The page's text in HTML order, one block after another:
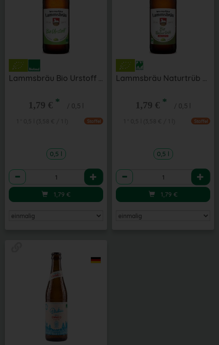
Lammsbräu Bio Urstoff 0,5 l
1,79 € * / 0,5 l
Staffel
0,5 l
Anzahl
1,79 €
Lammsbräu Naturtrüb alkoholfrei 0,5 l
1,79 € * / 0,5 l
Staffel
0,5 l
Anzahl
1,79 €